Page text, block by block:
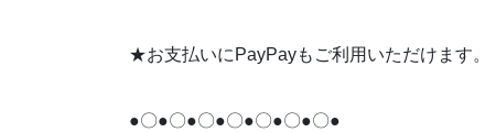
★お支払いにPayPayもご利用いただけます。
●〇●〇●〇●〇●〇●〇●〇●